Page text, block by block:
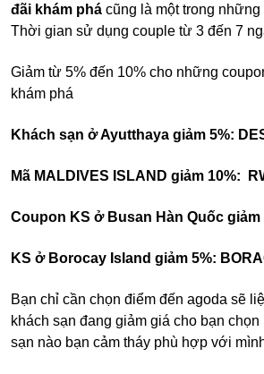
đãi khám phá cũng là một trong
Thời gian sử dụng couple từ 3 đến 7
Giảm từ 5% đến 10% cho những
khám phá
Khách sạn ở Ayutthaya giảm 5%:
Mã MALDIVES ISLAND giảm 10%:
Coupon KS ở Busan Hàn Quốc giảm
KS ở Borocay Island giảm 5%:
Bạn chỉ cần chọn điểm đến agoda sẽ
khách sạn đang giảm giá cho bạn
sạn nào bạn cảm tháy phù hợp với